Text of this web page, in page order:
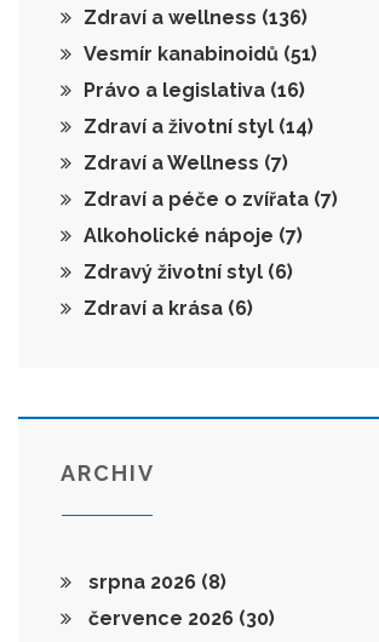
Zdraví a wellness (136)
Vesmír kanabinoidů (51)
Právo a legislativa (16)
Zdraví a životní styl (14)
Zdraví a Wellness (7)
Zdraví a péče o zvířata (7)
Alkoholické nápoje (7)
Zdravý životní styl (6)
Zdraví a krása (6)
ARCHIV
srpna 2026 (8)
července 2026 (30)